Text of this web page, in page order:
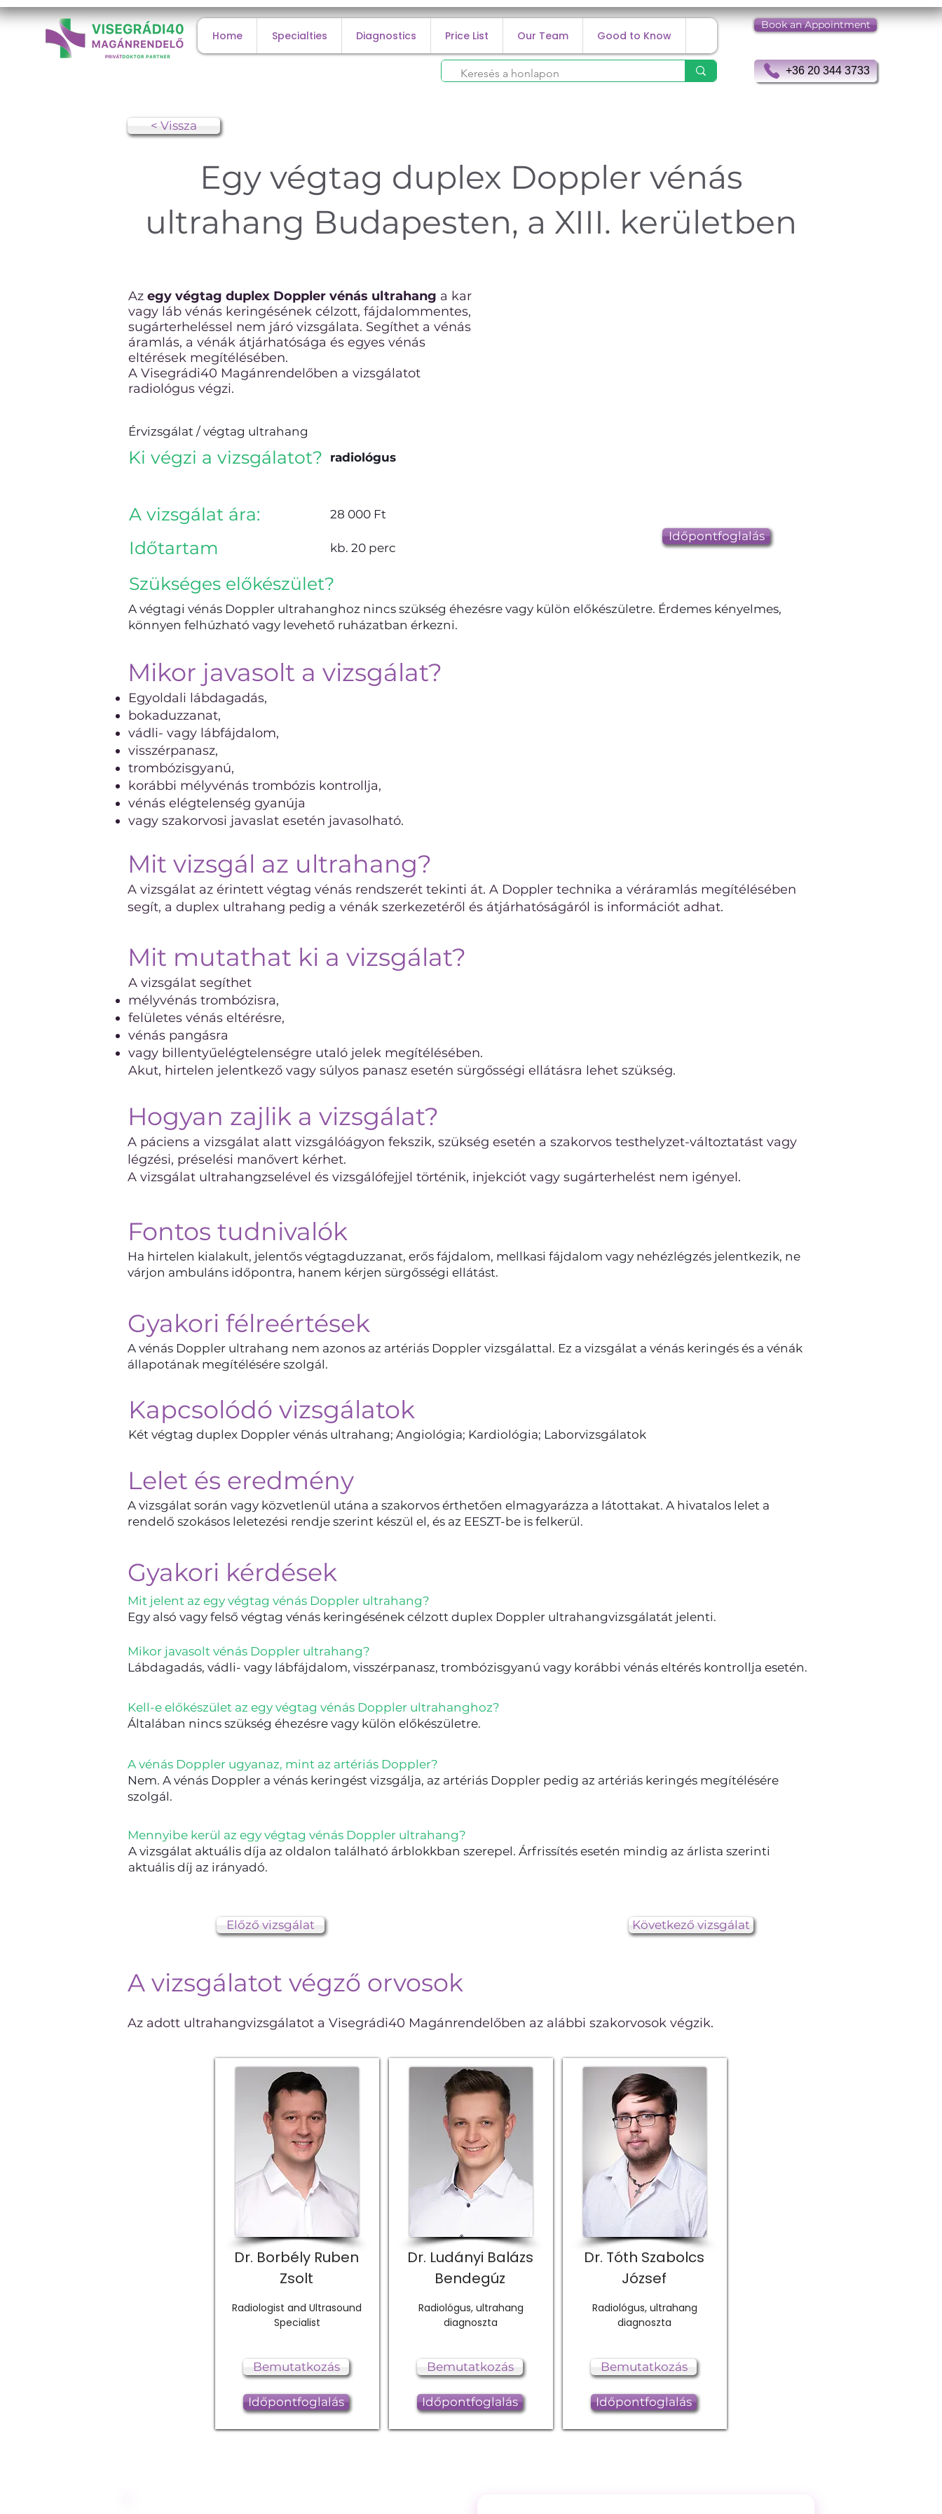
Home Specialties Diagnostics Price List Our Team Good to Know
Book an Appointment
+36 20 344 3733
< Vissza
Egy végtag duplex Doppler vénás
ultrahang Budapesten, a XIII. kerületben
Az egy végtag duplex Doppler vénás ultrahang a kar
vagy láb vénás keringésének célzott, fájdalommentes,
sugárterheléssel nem járó vizsgálata. Segíthet a vénás
áramlás, a vénák átjárhatósága és egyes vénás
eltérések megítélésében.
A Visegrádi40 Magánrendelőben a vizsgálatot
radiológus végzi.
Érvizsgálat / végtag ultrahang
Ki végzi a vizsgálatot? radiológus
A vizsgálat ára: 28 000 Ft
Időtartam kb. 20 perc
Időpontfoglalás
Szükséges előkészület?
A végtagi vénás Doppler ultrahanghoz nincs szükség éhezésre vagy külön előkészületre. Érdemes kényelmes,
könnyen felhúzható vagy levehető ruházatban érkezni.
Mikor javasolt a vizsgálat?
Egyoldali lábdagadás,
bokaduzzanat,
vádli- vagy lábfájdalom,
visszérpanasz,
trombózisgyanú,
korábbi mélyvénás trombózis kontrollja,
vénás elégtelenség gyanúja
vagy szakorvosi javaslat esetén javasolható.
Mit vizsgál az ultrahang?
A vizsgálat az érintett végtag vénás rendszerét tekinti át. A Doppler technika a véráramlás megítélésében
segít, a duplex ultrahang pedig a vénák szerkezetéről és átjárhatóságáról is információt adhat.
Mit mutathat ki a vizsgálat?
A vizsgálat segíthet
mélyvénás trombózisra,
felületes vénás eltérésre,
vénás pangásra
vagy billentyűelégtelenségre utaló jelek megítélésében.
Akut, hirtelen jelentkező vagy súlyos panasz esetén sürgősségi ellátásra lehet szükség.
Hogyan zajlik a vizsgálat?
A páciens a vizsgálat alatt vizsgálóágyon fekszik, szükség esetén a szakorvos testhelyzet-változtatást vagy
légzési, préselési manővert kérhet.
A vizsgálat ultrahangzselével és vizsgálófejjel történik, injekciót vagy sugárterhelést nem igényel.
Fontos tudnivalók
Ha hirtelen kialakult, jelentős végtagduzzanat, erős fájdalom, mellkasi fájdalom vagy nehézlégzés jelentkezik, ne
várjon ambuláns időpontra, hanem kérjen sürgősségi ellátást.
Gyakori félreértések
A vénás Doppler ultrahang nem azonos az artériás Doppler vizsgálattal. Ez a vizsgálat a vénás keringés és a vénák
állapotának megítélésére szolgál.
Kapcsolódó vizsgálatok
Két végtag duplex Doppler vénás ultrahang; Angiológia; Kardiológia; Laborvizsgálatok
Lelet és eredmény
A vizsgálat során vagy közvetlenül utána a szakorvos érthetően elmagyarázza a látottakat. A hivatalos lelet a
rendelő szokásos leletezési rendje szerint készül el, és az EESZT-be is felkerül.
Gyakori kérdések
Mit jelent az egy végtag vénás Doppler ultrahang?
Egy alsó vagy felső végtag vénás keringésének célzott duplex Doppler ultrahangvizsgálatát jelenti.
Mikor javasolt vénás Doppler ultrahang?
Lábdagadás, vádli- vagy lábfájdalom, visszérpanasz, trombózisgyanú vagy korábbi vénás eltérés kontrollja esetén.
Kell-e előkészület az egy végtag vénás Doppler ultrahanghoz?
Általában nincs szükség éhezésre vagy külön előkészületre.
A vénás Doppler ugyanaz, mint az artériás Doppler?
Nem. A vénás Doppler a vénás keringést vizsgálja, az artériás Doppler pedig az artériás keringés megítélésére
szolgál.
Mennyibe kerül az egy végtag vénás Doppler ultrahang?
A vizsgálat aktuális díja az oldalon található árblokkban szerepel. Árfrissítés esetén mindig az árlista szerinti
aktuális díj az irányadó.
Előző vizsgálat Következő vizsgálat
A vizsgálatot végző orvosok
Az adott ultrahangvizsgálatot a Visegrádi40 Magánrendelőben az alábbi szakorvosok végzik.
Dr. Borbély Ruben
Zsolt
Radiologist and Ultrasound
Specialist
Bemutatkozás
Időpontfoglalás
Dr. Ludányi Balázs
Bendegúz
Radiológus, ultrahang
diagnoszta
Bemutatkozás
Időpontfoglalás
Dr. Tóth Szabolcs
József
Radiológus, ultrahang
diagnoszta
Bemutatkozás
Időpontfoglalás